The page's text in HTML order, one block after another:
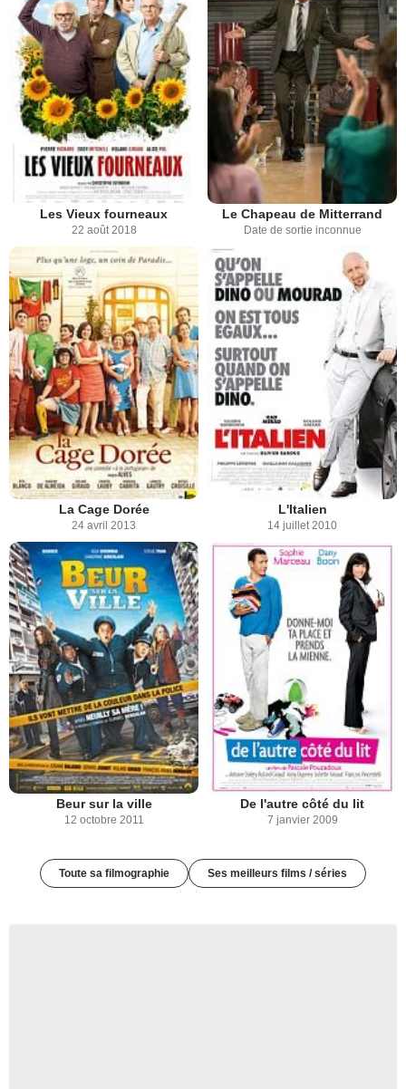
Les Vieux fourneaux
22 août 2018
Le Chapeau de Mitterrand
Date de sortie inconnue
La Cage Dorée
24 avril 2013
L'Italien
14 juillet 2010
Beur sur la ville
12 octobre 2011
De l'autre côté du lit
7 janvier 2009
Toute sa filmographie Ses meilleurs films / séries